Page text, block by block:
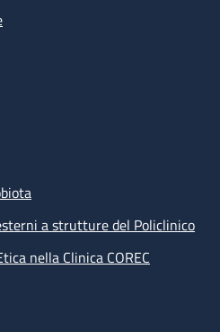
a strutture del Policlinico
nella Clinica COREC